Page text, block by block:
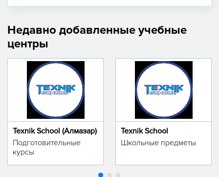
Недавно добавленные учебные
центры
Texnik School (Алмазар)
Подготовительные
курсы
Texnik School
Школьные предметы